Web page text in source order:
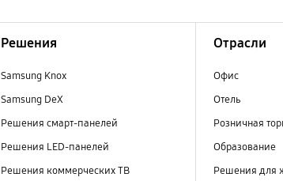
Решения
Samsung Knox
Samsung DeX
Решения смарт-панелей
Решения LED-панелей
Решения коммерческих ТВ
Отрасли
Офис
Отель
Розничная
Образование
Решения для